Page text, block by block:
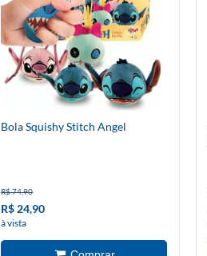
Bola Squishy Stitch Angel
R$ 74,90
R$ 24,90
à vista